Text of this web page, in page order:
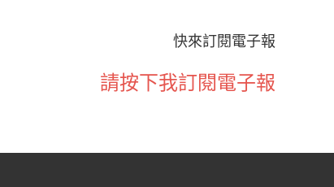
快來訂閱電子報
請按下我訂閱電子報